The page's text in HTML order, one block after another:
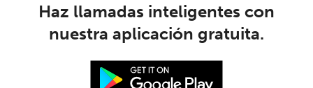
Haz llamadas inteligentes con
nuestra aplicación gratuita.